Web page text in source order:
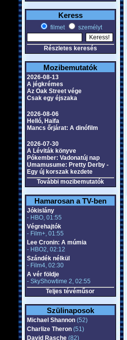
Keress
filmet személyt
Részletes keresés
Mozibemutatók
2026-08-13
A jégkrémes
Az Oak Street vége
Csak egy éjszaka
2026-08-06
Helló, Haifa
Mancs őrjárat: A dinófilm
2026-07-30
A Léviták könyve
Pókember: Vadonatúj nap
Umamusume: Pretty Derby -
Egy új korszak kezdete
További mozibemutatók
Hamarosan a TV-ben
Jókislány
- HBO, 01:55
Végrehajtók
- Film+, 01:55
Lee Cronin: A múmia
- HBO2, 02:12
Szándék nélkül
- Film4, 02:30
A vér földje
- SkyShowtime 2, 02:55
Teljes tévéműsor
Szülinaposok
Michael Shannon(52)
Charlize Theron(51)
David Rasche(82)